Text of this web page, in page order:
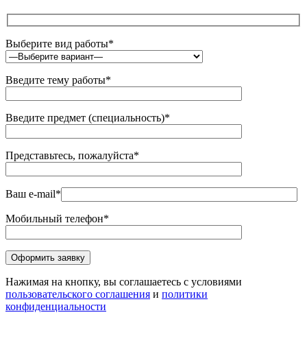
Выберите вид работы*
Введите тему работы*
Введите предмет (специальность)*
Представьтесь, пожалуйста*
Ваш e-mail*
Мобильный телефон*
Нажимая на кнопку, вы соглашаетесь с условиями
пользовательского соглашения и политики
конфиденциальности